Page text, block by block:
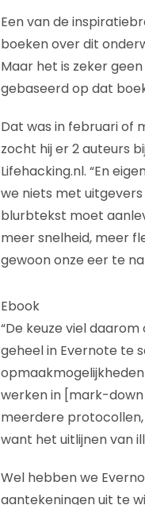
Een van de
boeken over dit
Maar het is zeker
gebaseerd op dat
Dat was in februari of
zocht hij er 2 auteurs
Lifehacking.nl. “En
we niets met
blurbtekst moet
meer snelheid, meer
gewoon onze eer te
Ebook
“De keuze viel
geheel in Evernote te
werken in [mark-
meerdere protocollen,
want het uitlijnen van
Wel hebben we
aantekeningen uit te